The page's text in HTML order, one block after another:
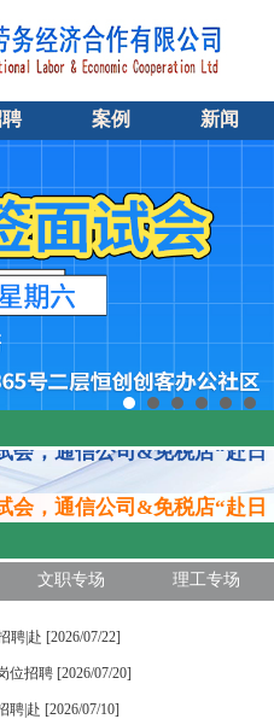
案例 新闻
会，通信公司&免税店“赴日
会，通信公司&免税店“赴日
会，通信公司&免税店“赴日
会，通信公司&免税店“赴日
文职专场 理工专场
聘|赴 [2026/07/22]
位招聘 [2026/07/20]
|赴 [2026/07/10]